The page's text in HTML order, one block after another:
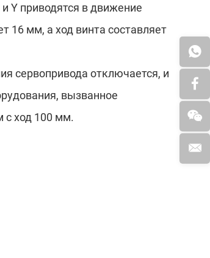
Y приводятся в движение
16 мм, а ход винта составляет
сервопривода отключается, и
вызванное
с ход 100 мм.